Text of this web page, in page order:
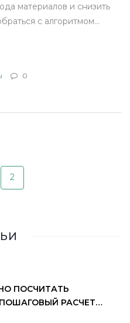
материалов и снизить
с алгоритмом
советы по
и избежать типичных
0
2
ПОСЧИТАТЬ
РАСЧЕТ